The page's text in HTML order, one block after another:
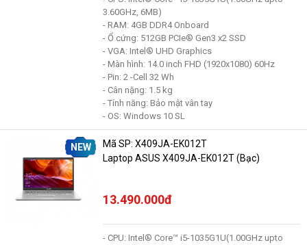
3.60GHz, 6MB)
- RAM: 4GB DDR4 Onboard
- Ổ cứng: 512GB PCIe® Gen3 x2 SSD
- VGA: Intel® UHD Graphics
- Màn hình: 14.0 inch FHD (1920x1080) 60Hz
- Pin: 2 -Cell 32 Wh
- Cân nặng: 1.5 kg
- Tính năng: Bảo mật vân tay
- OS: Windows 10 SL
NEW
Mã SP: X409JA-EK012T
Laptop ASUS X409JA-EK012T (Bạc)
13.490.000đ
- CPU: Intel® Core™ i5-1035G1U(1.00GHz upto